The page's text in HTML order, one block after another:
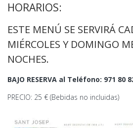
HORARIOS:
ESTE MENÚ SE SERVIRÁ
MIÉRCOLES Y DOMINGO
NOCHES.
BAJO RESERVA al Teléfono: 971 80
PRECIO: 25 € (Bebidas no incluidas)